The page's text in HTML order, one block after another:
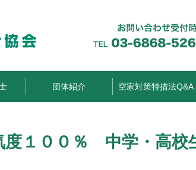
団体紹介 空家対策特措法Q&A
度１００％ 中学・高校